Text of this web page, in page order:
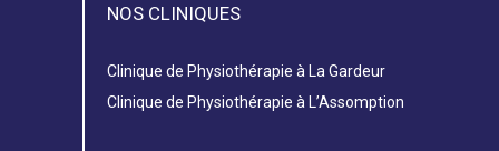
NOS CLINIQUES
Clinique de Physiothérapie à La Gardeur
Clinique de Physiothérapie à L’Assomption